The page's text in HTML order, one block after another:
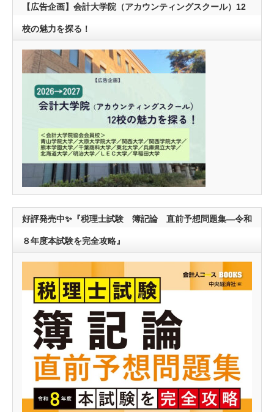
【広告企画】会計大学院（アカウンティングスクール）12
校の魅力を探る！
好評発売中✨『税理士試験 簿記論 直前予想問題集―令和
８年度本試験を完全攻略』